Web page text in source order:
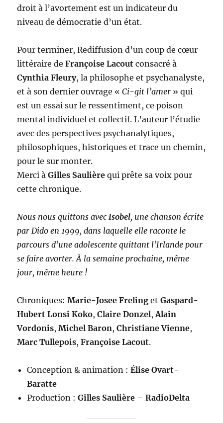
droit à l’avortement est un indicateur du
niveau de démocratie d’un état.
Pour terminer, Rediffusion d’un coup de cœur
littéraire deFrançoise Lacout consacré à
Cynthia Fleury, la philosophe et psychanalyste,
et à son dernier ouvrage «Ci-git l’amer » qui
est un essai sur le ressentiment, ce poison
mental individuel et collectif. L’auteur l’étudie
avec des perspectives psychanalytiques,
philosophiques, historiques et trace un chemin,
pour le sur monter.
Merci àGilles Saulière qui prête sa voix pour
cette chronique.
Nous nous quittons avecIsobel, une chanson écrite
par Dido en 1999, dans laquelle elle raconte le
parcours d’une adolescente quittant l’Irlande pour
se faire avorter. À la semaine prochaine, même
jour, même heure !
Chroniques:Marie-Josee Freling etGaspard-
Hubert Lonsi Koko,Claire Donzel,Alain
Vordonis,Michel Baron,Christiane Vienne,
Marc Tullepois,Françoise Lacout.
Conception & animation :Élise Ovart-
Baratte
Production :Gilles Saulière –RadioDelta